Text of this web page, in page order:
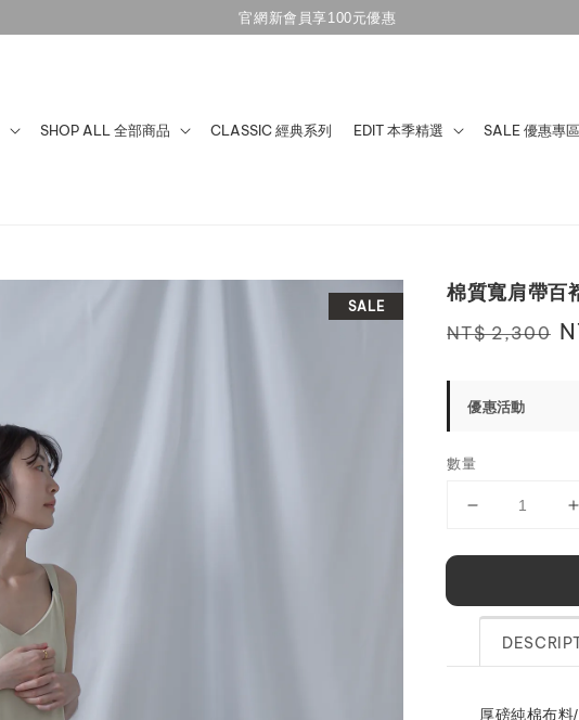
LINE好友享不定時優惠 點擊加入
SHOP ALL 全部商品 CLASSIC 經典系列 EDIT 本季精選 SALE 優惠專區
SALE
棉質寬肩帶百
Regular
NT$ 2,300
優惠活動
數量
厚磅純棉布